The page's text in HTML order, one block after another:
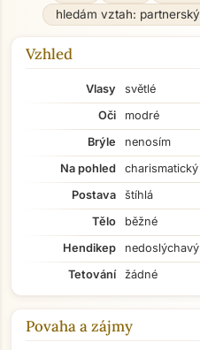
hledám vztah: partnerský
Vzhled
Vlasy
světlé
Oči
modré
Brýle
nenosím
Na pohled
charismatický
Postava
štíhlá
Tělo
běžné
Hendikep
nedoslýchavý
Tetování
žádné
Povaha a zájmy